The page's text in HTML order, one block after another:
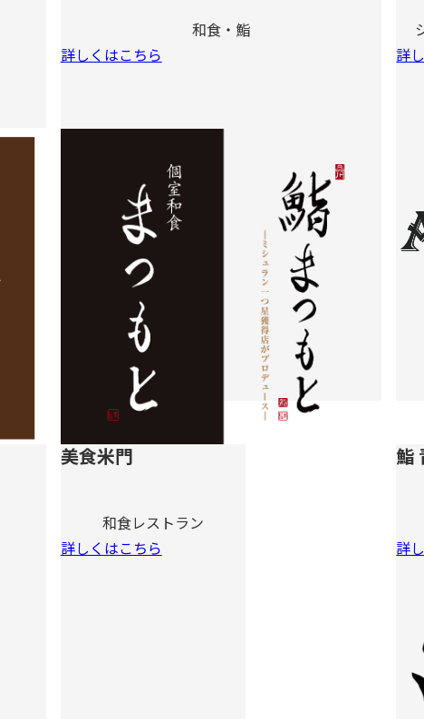
和食・鮨
詳しくはこちら
詳
美食米門
和食レストラン
詳しくはこちら
鮨
詳